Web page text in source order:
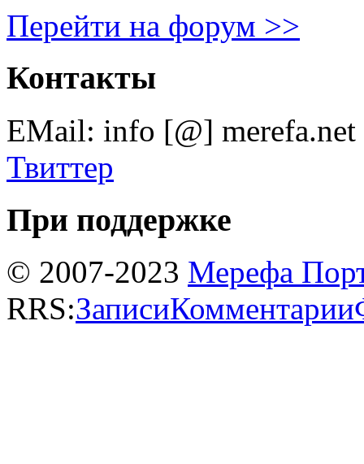
Перейти на форум >>
Контакты
EMail: info [@] merefa.net
Твиттер
При поддержке
© 2007-2023 Мерефа
RRS:ЗаписиКомментарии